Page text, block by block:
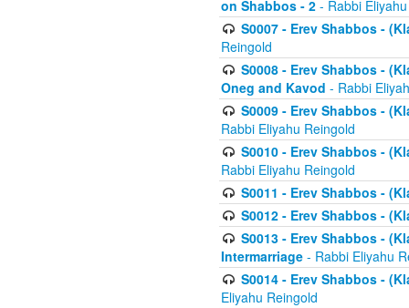
on Shabbos - 2 - Rabbi
S0007 - Erev Shabbos -
Reingold
S0008 - Erev Shabbos -
Oneg and Kavod - Rabbi
S0009 - Erev Shabbos -
Rabbi Eliyahu Reingold
S0010 - Erev Shabbos -
Rabbi Eliyahu Reingold
S0011 - Erev Shabbos -
S0012 - Erev Shabbos -
S0013 - Erev Shabbos -
Intermarriage - Rabbi Eliyahu
S0014 - Erev Shabbos -
Eliyahu Reingold